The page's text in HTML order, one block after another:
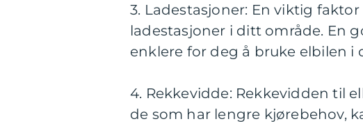
3. Ladestasjoner: En viktig
ladestasjoner i ditt område. En
enklere for deg å bruke elbilen i
4. Rekkevidde: Rekkevidden til
de som har lengre kjørebehov,